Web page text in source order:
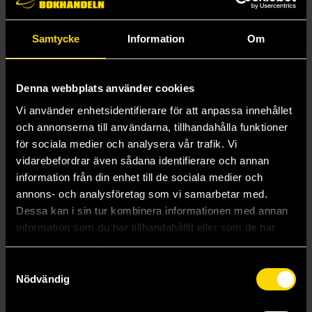
Samtycke Information Om
Denna webbplats använder cookies
Vi använder enhetsidentifierare för att anpassa innehållet
och annonserna till användarna, tillhandahålla funktioner
för sociala medier och analysera vår trafik. Vi
vidarebefordrar även sådana identifierare och annan
information från din enhet till de sociala medier och
annons- och analysföretag som vi samarbetar med.
Dessa kan i sin tur kombinera informationen med annan
information som du har tillhandahållit eller som de har
samlat in när du har använt deras tjänster.
Nödvändig
Pokemon Trading Card Game
139 kr
Pokemon Trading Card Game
79 kr